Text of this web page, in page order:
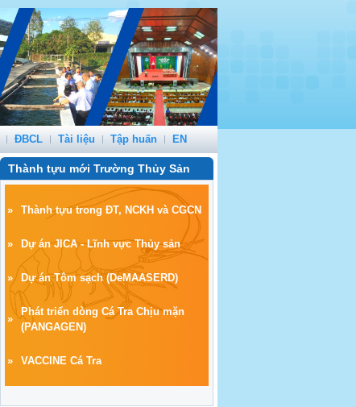
ĐBCL Tài liệu Tập huấn EN
Thành tựu mới Trường Thủy Sản
» Thành tựu trong ĐT, NCKH và CGCN
» Dự án JICA - Lĩnh vực Thủy sản
» Dự án Tôm sạch(DeMAASERD)
»
Phát triển dòng Cá Tra Chịu mặn
(PANGAGEN)
» VACCINE Cá Tra